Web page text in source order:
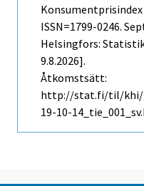
ISSN=1799-0246.
Helsingfors:
9.8.2026].
Åtkomstsätt:
http://stat.fi/til/khi/
19-10-